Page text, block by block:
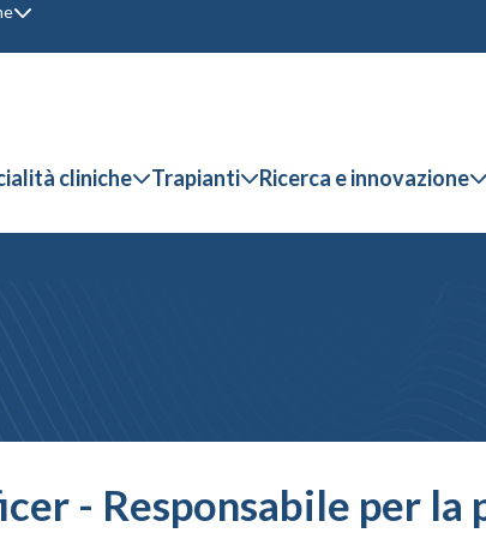
cliniche Trapianti Ricerca e innovazione
- Responsabile per la